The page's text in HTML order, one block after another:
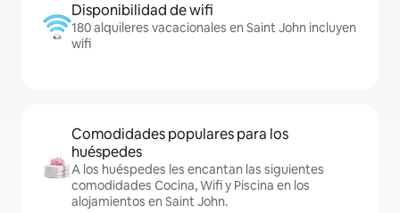
Disponibilidad de wifi
180 alquileres vacacionales en Saint John incluyen
wifi
Comodidades populares para los
huéspedes
A los huéspedes les encantan las siguientes
comodidades Cocina, Wifi y Piscina en los
alojamientos en Saint John.